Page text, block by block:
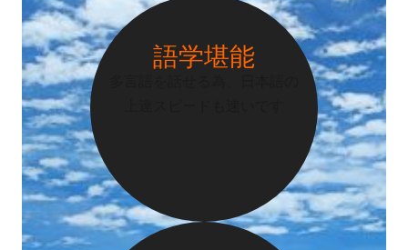
語学堪能